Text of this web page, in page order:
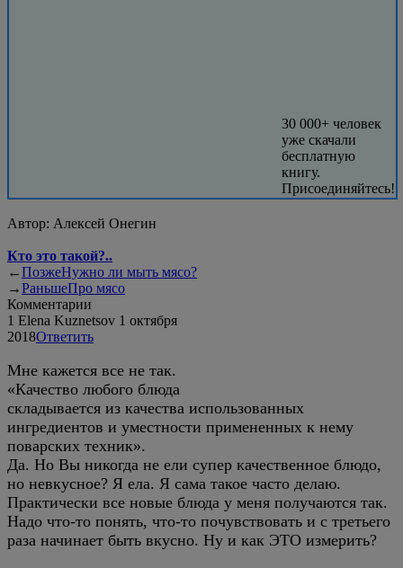
30 000+ человек
уже скачали
бесплатную
книгу.
Присоединяйтесь!
Автор: Алексей Онегин
Кто это такой?..
←ПозжеНужно ли мыть мясо?
→РаньшеПро мясо
Комментарии
1 Elena Kuznetsov 1 октября
2018Ответить
Мне кажется все не так.
«Качество любого блюда
складывается из качества использованных
ингредиентов и уместности примененных к нему
поварских техник».
Да. Но Вы никогда не ели супер качественное блюдо,
но невкусное? Я ела. Я сама такое часто делаю.
Практически все новые блюда у меня получаются так.
Надо что-то понять, что-то почувствовать и с третьего
раза начинает быть вкусно. Ну и как ЭТО измерить?